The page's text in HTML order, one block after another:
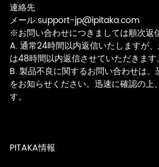
連絡先
メール:support-jp@ipitaka.com
※お問い合わせにつきましては順次返
A. 通常24時間以内返信いたしますが
は48時間以内返信させていただきます。
B. 製品不良に関するお問い合わせは
をお知らせください。迅速に確認の上
す。
PITAKA情報